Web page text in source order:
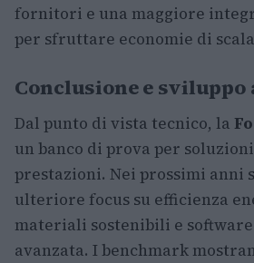
fornitori e una maggiore
per sfruttare economie di
Conclusione e sviluppo
Dal punto di vista tecnico, la
un banco di prova per
prestazioni. Nei prossimi anni
ulteriore focus su efficienza
materiali sostenibili e
avanzata. I benchmark